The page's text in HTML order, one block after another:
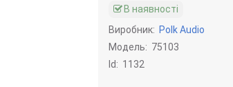
В наявності
Виробник: Polk Audio
Модель: 75103
Id: 1132